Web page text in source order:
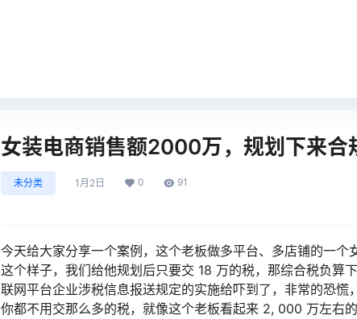
女装电商销售额2000万，规划下来合
未分类 1月2日 0 91
今天给大家分享一个案例，这个老板做多平台、多店铺的一
这个样子，我们给他规划后只要交 18 万的税，那综合税负算
联网平台企业涉税信息报送规定的实施给吓到了，非常的恐
你都不用交那么多的税，就像这个老板看起来 2, 000 万左右